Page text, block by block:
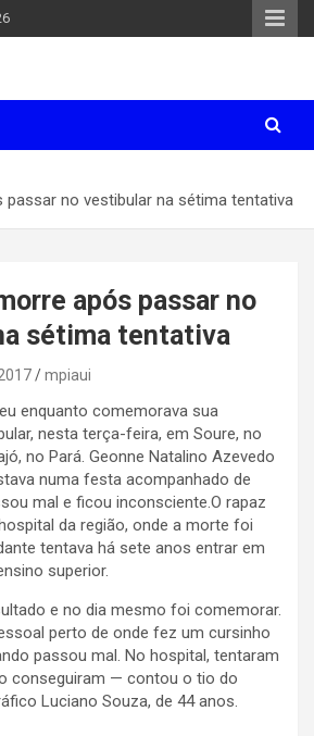
passar no vestibular na sétima tentativa
após passar no
sétima tentativa
mpiaui
enquanto comemorava sua
nesta terça-feira, em Soure, no
no Pará. Geonne Natalino Azevedo
numa festa acompanhado de
mal e ficou inconsciente.O rapaz
da região, onde a morte foi
tentava há sete anos entrar em
superior.
e no dia mesmo foi comemorar.
perto de onde fez um cursinho
passou mal. No hospital, tentaram
conseguiram — contou o tio do
Luciano Souza, de 44 anos.